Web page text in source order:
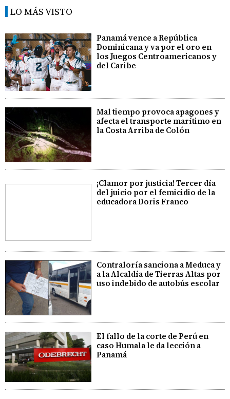
LO MÁS VISTO
Panamá vence a República
Dominicana y va por el oro en
los Juegos Centroamericanos y
del Caribe
Mal tiempo provoca apagones y
afecta el transporte marítimo en
la Costa Arriba de Colón
¡Clamor por justicia! Tercer día
del juicio por el femicidio de la
educadora Doris Franco
Contraloría sanciona a Meduca y
a la Alcaldía de Tierras Altas por
uso indebido de autobús escolar
El fallo de la corte de Perú en
caso Humala le da lección a
Panamá